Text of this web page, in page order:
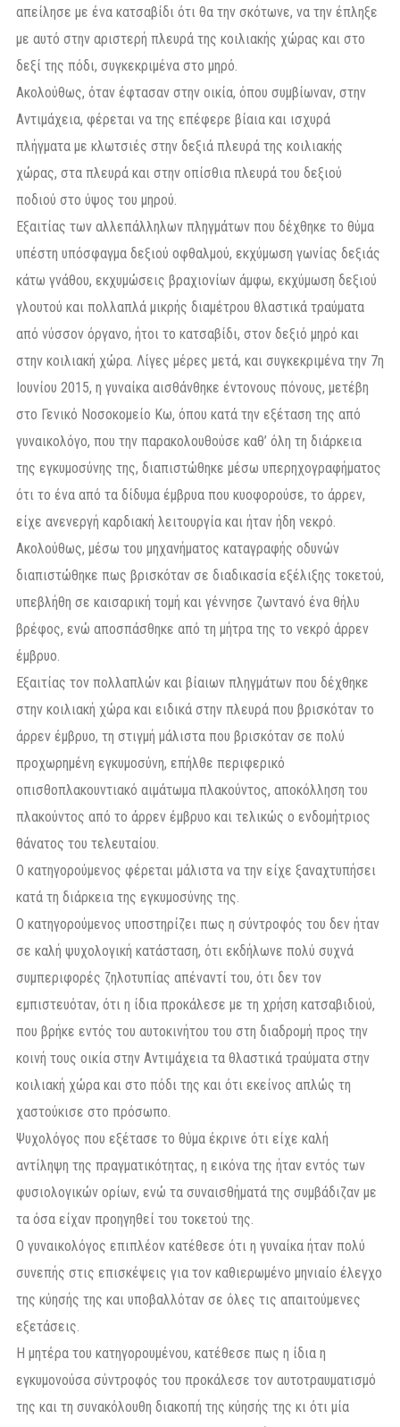
απείλησε με ένα κατσαβίδι ότι θα την σκότωνε, να την έπληξε
με αυτό στην αριστερή πλευρά της κοιλιακής χώρας και στο
δεξί της πόδι, συγκεκριμένα στο μηρό.
Ακολούθως, όταν έφτασαν στην οικία, όπου συμβίωναν, στην
Αντιμάχεια, φέρεται να της επέφερε βίαια και ισχυρά
πλήγματα με κλωτσιές στην δεξιά πλευρά της κοιλιακής
χώρας, στα πλευρά και στην οπίσθια πλευρά του δεξιού
ποδιού στο ύψος του μηρού.
Εξαιτίας των αλλεπάλληλων πληγμάτων που δέχθηκε το θύμα
υπέστη υπόσφαγμα δεξιού οφθαλμού, εκχύμωση γωνίας δεξιάς
κάτω γνάθου, εκχυμώσεις βραχιονίων άμφω, εκχύμωση δεξιού
γλουτού και πολλαπλά μικρής διαμέτρου θλαστικά τραύματα
από νύσσον όργανο, ήτοι το κατσαβίδι, στον δεξιό μηρό και
στην κοιλιακή χώρα. Λίγες μέρες μετά, και συγκεκριμένα την 7η
Ιουνίου 2015, η γυναίκα αισθάνθηκε έντονους πόνους, μετέβη
στο Γενικό Νοσοκομείο Κω, όπου κατά την εξέταση της από
γυναικολόγο, που την παρακολουθούσε καθ’ όλη τη διάρκεια
της εγκυμοσύνης της, διαπιστώθηκε μέσω υπερηχογραφήματος
ότι το ένα από τα δίδυμα έμβρυα που κυοφορούσε, το άρρεν,
είχε ανενεργή καρδιακή λειτουργία και ήταν ήδη νεκρό.
Ακολούθως, μέσω του μηχανήματος καταγραφής οδυνών
διαπιστώθηκε πως βρισκόταν σε διαδικασία εξέλιξης τοκετού,
υπεβλήθη σε καισαρική τομή και γέννησε ζωντανό ένα θήλυ
βρέφος, ενώ αποσπάσθηκε από τη μήτρα της το νεκρό άρρεν
έμβρυο.
Εξαιτίας τον πολλαπλών και βίαιων πληγμάτων που δέχθηκε
στην κοιλιακή χώρα και ειδικά στην πλευρά που βρισκόταν το
άρρεν έμβρυο, τη στιγμή μάλιστα που βρισκόταν σε πολύ
προχωρημένη εγκυμοσύνη, επήλθε περιφερικό
οπισθοπλακουντιακό αιμάτωμα πλακούντος, αποκόλληση του
πλακούντος από το άρρεν έμβρυο και τελικώς ο ενδομήτριος
θάνατος του τελευταίου.
Ο κατηγορούμενος φέρεται μάλιστα να την είχε ξαναχτυπήσει
κατά τη διάρκεια της εγκυμοσύνης της.
Ο κατηγορούμενος υποστηρίζει πως η σύντροφός του δεν ήταν
σε καλή ψυχολογική κατάσταση, ότι εκδήλωνε πολύ συχνά
συμπεριφορές ζηλοτυπίας απέναντί του, ότι δεν τον
εμπιστευόταν, ότι η ίδια προκάλεσε με τη χρήση κατσαβιδιού,
που βρήκε εντός του αυτοκινήτου του στη διαδρομή προς την
κοινή τους οικία στην Αντιμάχεια τα θλαστικά τραύματα στην
κοιλιακή χώρα και στο πόδι της και ότι εκείνος απλώς τη
χαστούκισε στο πρόσωπο.
Ψυχολόγος που εξέτασε το θύμα έκρινε ότι είχε καλή
αντίληψη της πραγματικότητας, η εικόνα της ήταν εντός των
φυσιολογικών ορίων, ενώ τα συναισθήματά της συμβάδιζαν με
τα όσα είχαν προηγηθεί του τοκετού της.
Ο γυναικολόγος επιπλέον κατέθεσε ότι η γυναίκα ήταν πολύ
συνεπής στις επισκέψεις για τον καθιερωμένο μηνιαίο έλεγχο
της κύησής της και υποβαλλόταν σε όλες τις απαιτούμενες
εξετάσεις.
Η μητέρα του κατηγορουμένου, κατέθεσε πως η ίδια η
εγκυμονούσα σύντροφός του προκάλεσε τον αυτοτραυματισμό
της και τη συνακόλουθη διακοπή της κύησής της κι ότι μία